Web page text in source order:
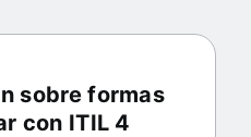
sobre formas
con ITIL 4